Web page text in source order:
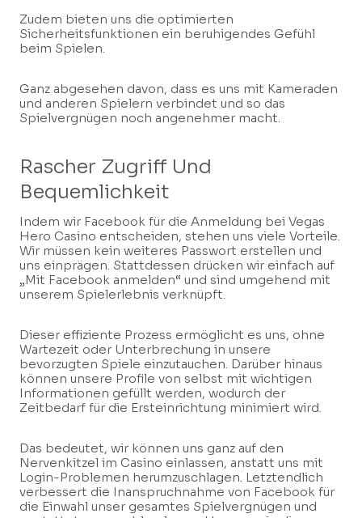
Zudem bieten uns die optimierten
Sicherheitsfunktionen ein beruhigendes Gefühl
beim Spielen.
Ganz abgesehen davon, dass es uns mit Kameraden
und anderen Spielern verbindet und so das
Spielvergnügen noch angenehmer macht.
Rascher Zugriff Und
Bequemlichkeit
Indem wir Facebook für die Anmeldung bei Vegas
Hero Casino entscheiden, stehen uns viele Vorteile.
Wir müssen kein weiteres Passwort erstellen und
uns einprägen. Stattdessen drücken wir einfach auf
„Mit Facebook anmelden“ und sind umgehend mit
unserem Spielerlebnis verknüpft.
Dieser effiziente Prozess ermöglicht es uns, ohne
Wartezeit oder Unterbrechung in unsere
bevorzugten Spiele einzutauchen. Darüber hinaus
können unsere Profile von selbst mit wichtigen
Informationen gefüllt werden, wodurch der
Zeitbedarf für die Ersteinrichtung minimiert wird.
Das bedeutet, wir können uns ganz auf den
Nervenkitzel im Casino einlassen, anstatt uns mit
Login-Problemen herumzuschlagen. Letztendlich
verbessert die Inanspruchnahme von Facebook für
die Einwahl unser gesamtes Spielvergnügen und